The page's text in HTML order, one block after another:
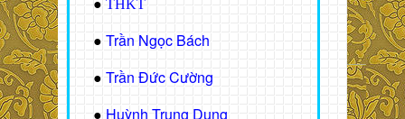
● THKT
● Trần Ngọc Bách
● Trần Đức Cường
● Huỳnh Trung Dung